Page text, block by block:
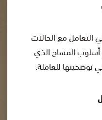
التعامل مع الحالات
أسلوب المساج الذي
توضحينها للعاملة.